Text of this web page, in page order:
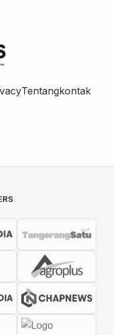
Tentangkontak